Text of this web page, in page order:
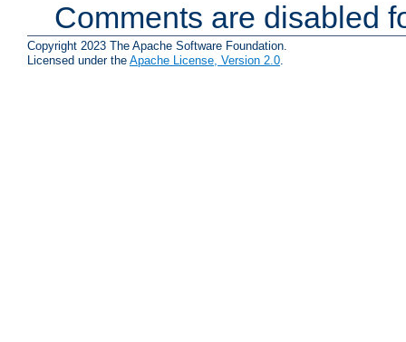
Comments are disabled
Copyright 2023 The Apache Software Foundation.
Licensed under the Apache License, Version 2.0